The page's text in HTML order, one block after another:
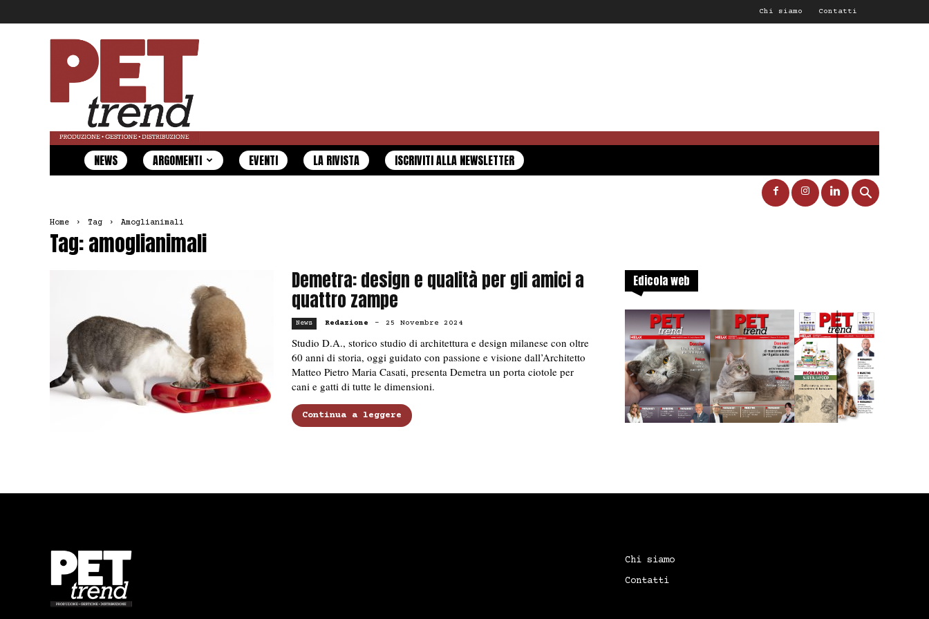
Chi siamo Contatti
Pet
Trend
NEWS ARGOMENTI EVENTI LA RIVISTA ISCRIVITI ALLA NEWSLETTER
Home Tag Amoglianimali
Tag: amoglianimali
Demetra: design e qualità per gli amici a
quattro zampe
News Redazione - 25 Novembre 2024
Studio D.A., storico studio di architettura e design milanese con oltre
60 anni di storia, oggi guidato con passione e visione dall’Architetto
Matteo Pietro Maria Casati, presenta Demetra un porta ciotole per
cani e gatti di tutte le dimensioni.
Continua a leggere
Edicola web
Chi siamo
Contatti